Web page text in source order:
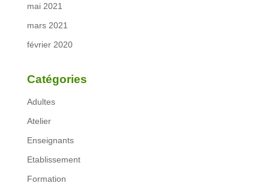
mai 2021
mars 2021
février 2020
Catégories
Adultes
Atelier
Enseignants
Etablissement
Formation